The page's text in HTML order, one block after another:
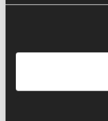
protesi è un
l'immobilità